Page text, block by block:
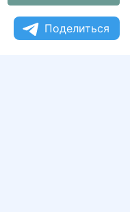
Поделиться